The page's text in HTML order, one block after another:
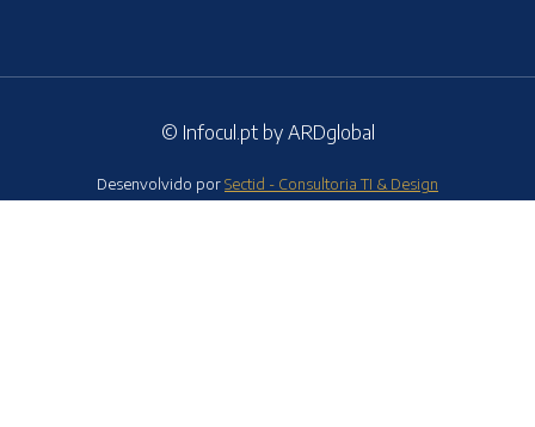
© Infocul.pt by ARDglobal
Desenvolvido porSectid - Consultoria TI & Design